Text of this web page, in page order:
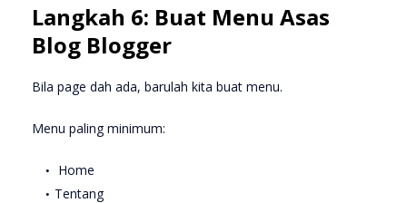
Langkah 6: Buat Menu Asas
Blog Blogger
Bila page dah ada, barulah kita buat menu.
Menu paling minimum:
Home
Tentang